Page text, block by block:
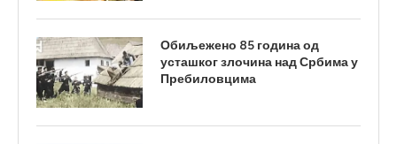
Обиљежено 85 година од
усташког злочина над Србима у
Пребиловцима